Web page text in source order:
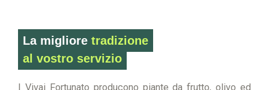
La migliore tradizione
al vostro servizio
I Vivai Fortunato producono piante da frutto, olivo ed